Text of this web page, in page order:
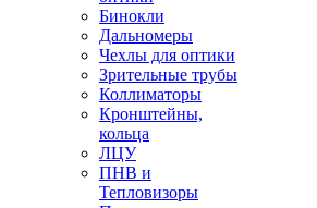
Бинокли
Дальномеры
Чехлы для оптики
Зрительные трубы
Коллиматоры
Кронштейны,
кольца
ЛЦУ
ПНВ и
Тепловизоры